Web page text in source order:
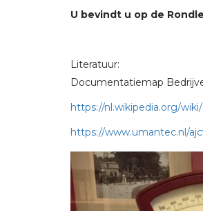
U bevindt u op de
Literatuur:
Documentatiemap
https://nl.wikipedia.org/
https://www.umantec.nl/